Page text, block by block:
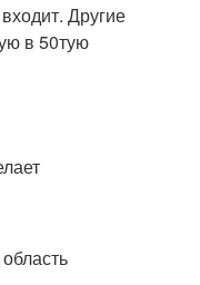
Другие
в 50тую